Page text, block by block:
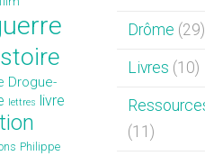
Drogue-
lettres livre
Philippe
Drôme (29)
Livres (10)
(11)